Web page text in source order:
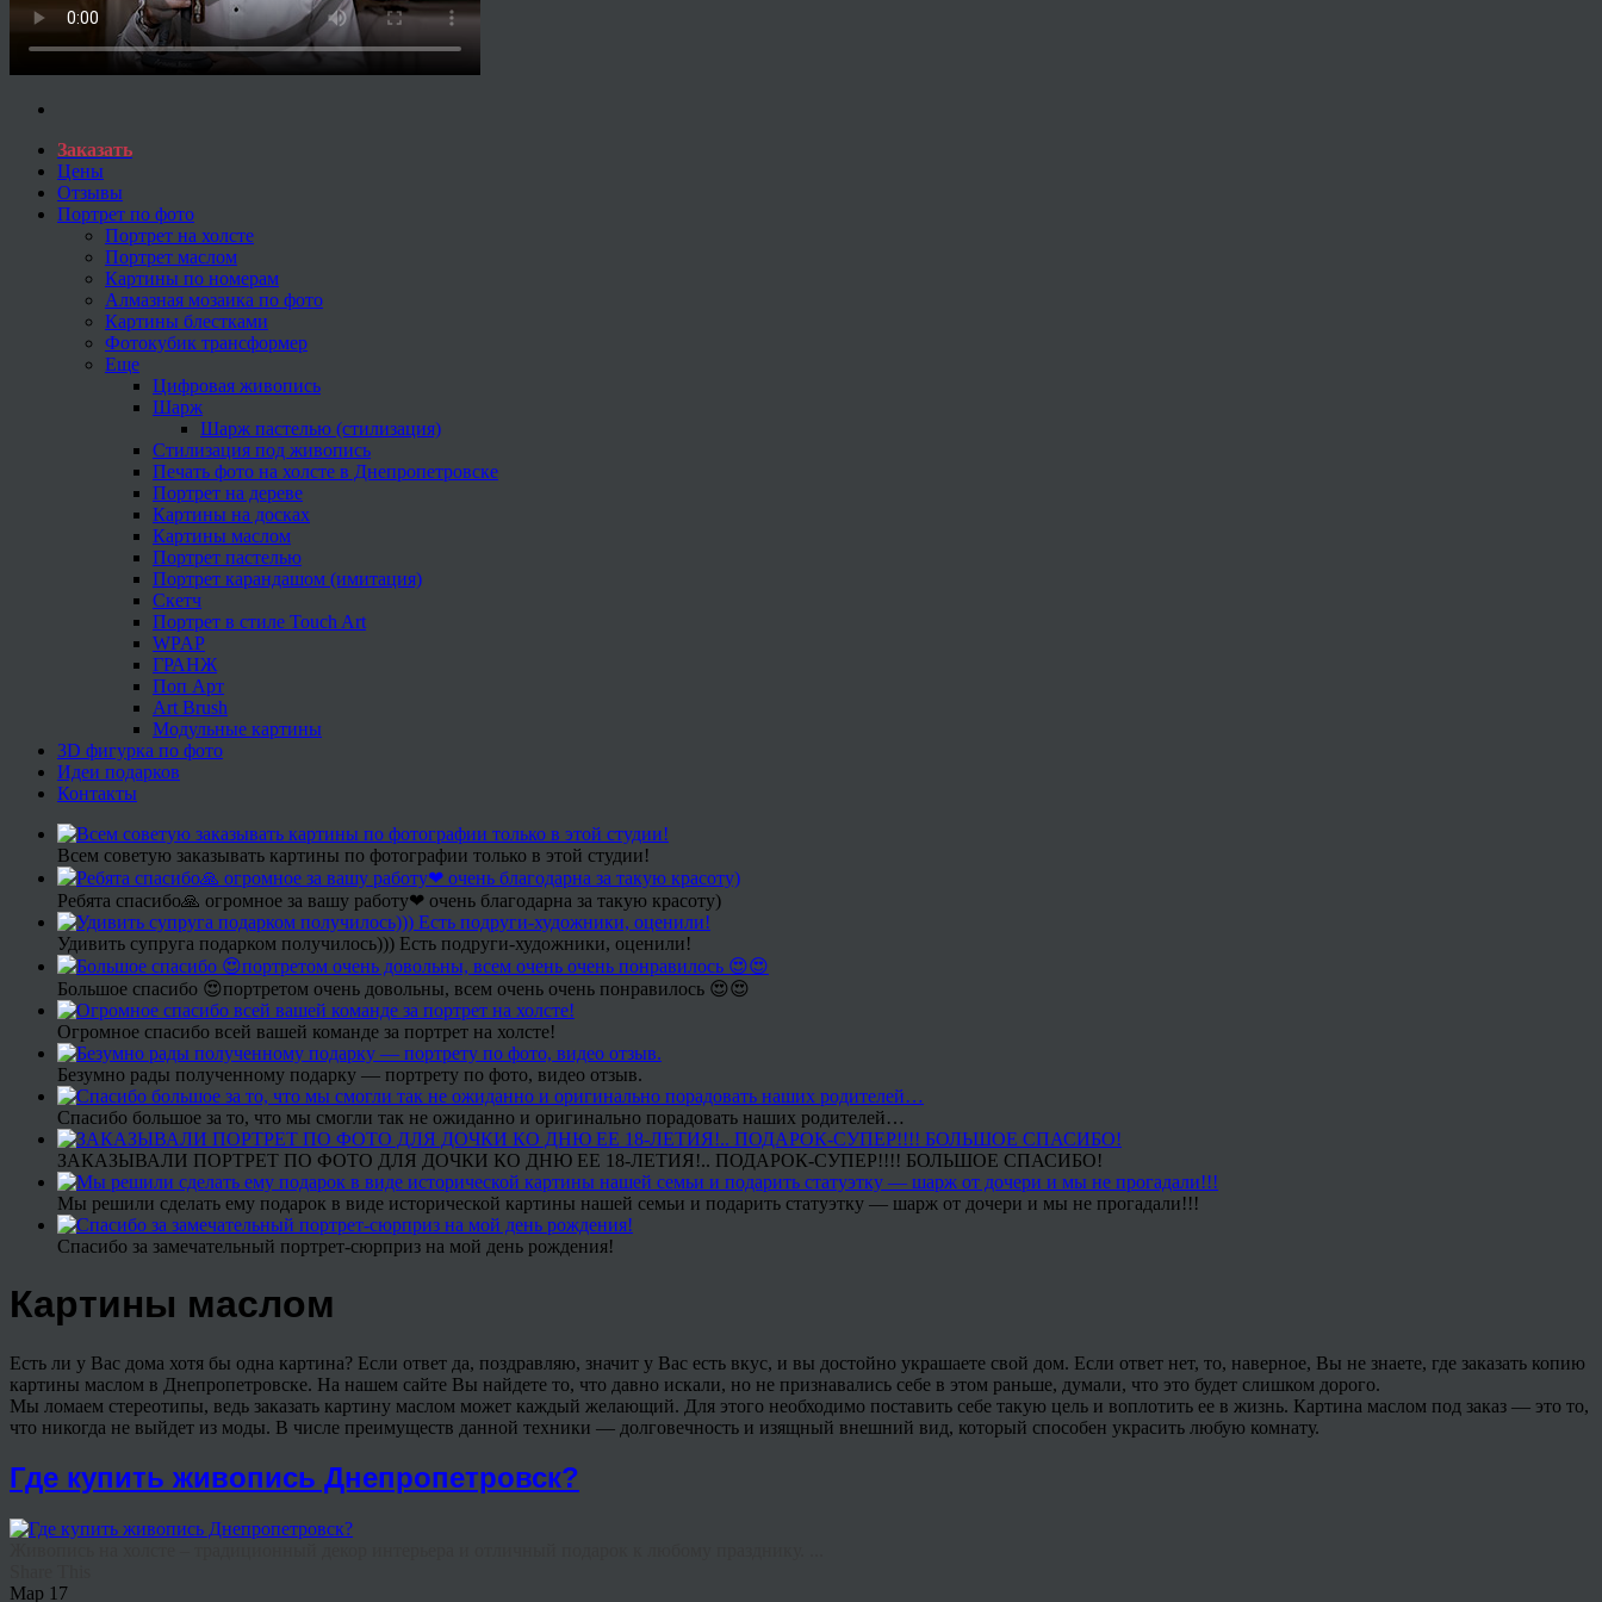
Заказать
Цены
Отзывы
Портрет по фото
Портрет на холсте
Портрет маслом
Картины по номерам
Алмазная мозаика по фото
Картины блестками
Фотокубик трансформер
Еще
Цифровая живопись
Шарж
Шарж пастелью (стилизация)
Стилизация под живопись
Печать фото на холсте в Днепропетровске
Портрет на дереве
Картины на досках
Картины маслом
Портрет пастелью
Портрет карандашом (имитация)
Скетч
Портрет в стиле Touch Art
WPAP
ГРАНЖ
Поп Арт
Art Brush
Модульные картины
3D фигурка по фото
Идеи подарков
Контакты
Всем советую заказывать картины по фотографии только в этой студии!
Ребята спасибо🙏 огромное за вашу работу❤ очень благодарна за такую красоту)
Удивить супруга подарком получилось))) Есть подруги-художники, оценили!
Большое спасибо 😍портретом очень довольны, всем очень очень понравилось 😍😍
Огромное спасибо всей вашей команде за портрет на холсте!
Безумно рады полученному подарку — портрету по фото, видео отзыв.
Спасибо большое за то, что мы смогли так не ожиданно и оригинально порадовать наших родителей…
ЗАКАЗЫВАЛИ ПОРТРЕТ ПО ФОТО ДЛЯ ДОЧКИ КО ДНЮ ЕЕ 18-ЛЕТИЯ!.. ПОДАРОК-СУПЕР!!!! БОЛЬШОЕ СПАСИБО!
Мы решили сделать ему подарок в виде исторической картины нашей семьи и подарить статуэтку — шарж от дочери и мы не прогадали!!!
Спасибо за замечательный портрет-сюрприз на мой день рождения!
Картины маслом
Есть ли у Вас дома хотя бы одна картина? Если ответ да, поздравляю, значит у Вас есть вкус, и вы достойно украшаете свой дом. Если ответ нет, то, наверное, Вы не знаете, где заказать копию
картины маслом в Днепропетровске. На нашем сайте Вы найдете то, что давно искали, но не признавались себе в этом раньше, думали, что это будет слишком дорого.
Мы ломаем стереотипы, ведь заказать картину маслом может каждый желающий. Для этого необходимо поставить себе такую цель и воплотить ее в жизнь. Картина маслом под заказ — это то,
что никогда не выйдет из моды. В числе преимуществ данной техники — долговечность и изящный внешний вид, который способен украсить любую комнату.
Где купить живопись Днепропетровск?
Мар 17